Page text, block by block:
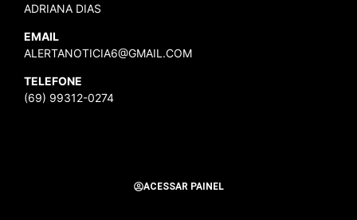
ADRIANA DIAS
EMAIL
ALERTANOTICIA6@GMAIL.COM
TELEFONE
(69) 99312-0274
ACESSAR PAINEL